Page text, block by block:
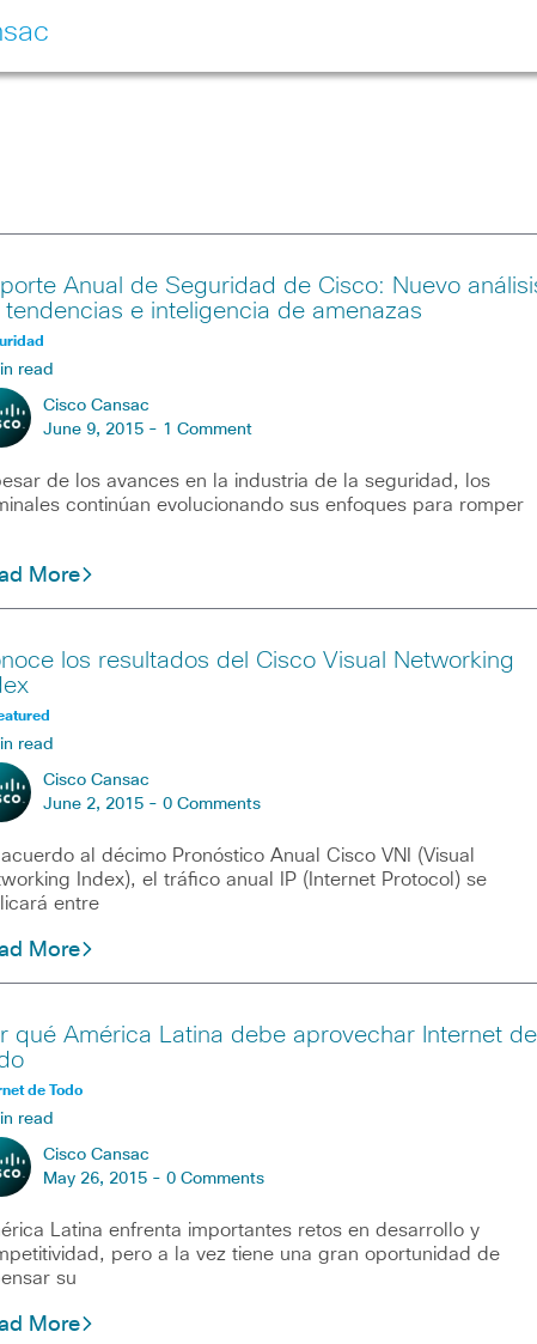
Anual de Seguridad de Cisco: Nuevo
tendencias e inteligencia de amenazas
read
Cisco Cansac
June 9, 2015 - 1 Comment
de los avances en la industria de la seguridad, los
continúan evolucionando sus enfoques para romper
More
los resultados del Cisco Visual Networking
read
Cisco Cansac
June 2, 2015 - 0 Comments
acuerdo al décimo Pronóstico Anual Cisco VNI (Visual
Index), el tráfico anual IP (Internet Protocol) se
entre
More
qué América Latina debe aprovechar Internet de
de Todo
read
Cisco Cansac
May 26, 2015 - 0 Comments
Latina enfrenta importantes retos en desarrollo y
pero a la vez tiene una gran oportunidad de
su
More